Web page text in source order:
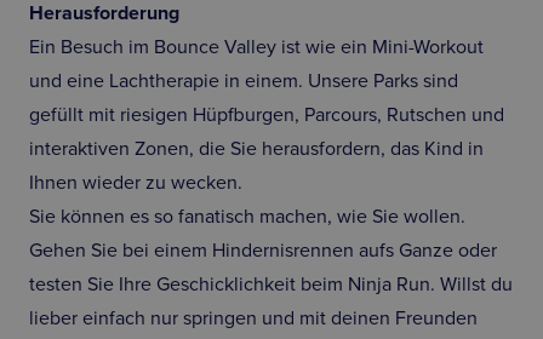
Herausforderung
Ein Besuch im Bounce Valley ist wie ein Mini-Workout
und eine Lachtherapie in einem. Unsere Parks sind
gefüllt mit riesigen Hüpfburgen, Parcours, Rutschen und
interaktiven Zonen, die Sie herausfordern, das Kind in
Ihnen wieder zu wecken.
Sie können es so fanatisch machen, wie Sie wollen.
Gehen Sie bei einem Hindernisrennen aufs Ganze oder
testen Sie Ihre Geschicklichkeit beim Ninja Run. Willst du
lieber einfach nur springen und mit deinen Freunden